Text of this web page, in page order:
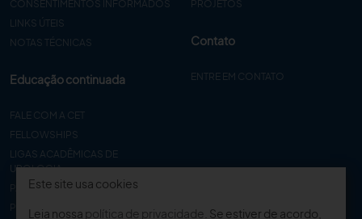
CONSENTIMENTOS INFORMADOS
LINKS ÚTEIS
NOTAS TÉCNICAS
Educação continuada
FALE COM A CET
FELLOWSHIPS
LIGAS ACADÊMICAS DE
UROLOGIA
PAPER
PROCET
PROJETOS
Contato
ENTRE EM CONTATO
Este site usa cookies
Leia nossa política de privacidade . Se estiver de acordo,